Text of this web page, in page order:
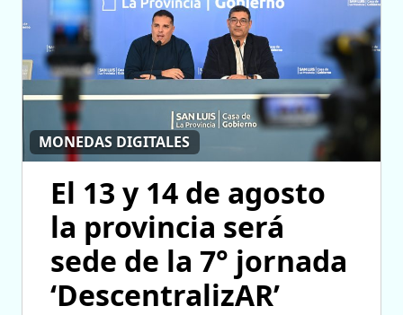
MONEDAS DIGITALES
El 13 y 14 de agosto
la provincia será
sede de la 7° jornada
‘DescentralizAR’